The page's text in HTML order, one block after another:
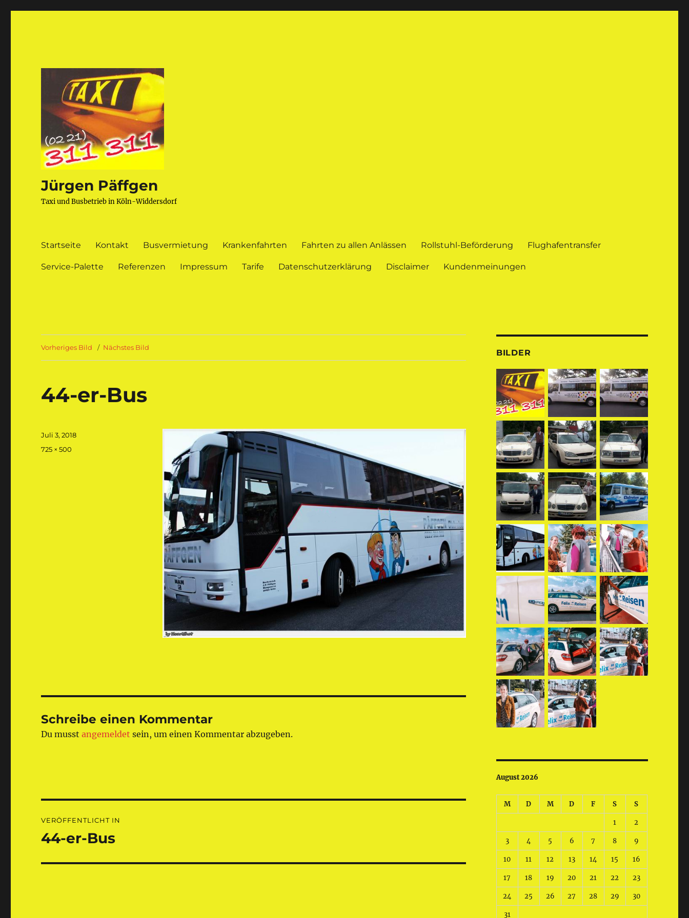
Jürgen Päffgen
Taxi und Busbetrieb in Köln-Widdersdorf
Startseite Kontakt Busvermietung Krankenfahrten Fahrten zu allen Anlässen Rollstuhl-Beförderung Flughafentransfer
Service-Palette Referenzen Impressum Tarife Datenschutzerklärung Disclaimer Kundenmeinungen
Vorheriges Bild Nächstes Bild
44-er-Bus
Veröffentlicht
am
Juli 3, 2018
Originalgröße
725 × 500
Schreibe einen Kommentar
Du musstangemeldet sein, um einen Kommentar abzugeben.
VERÖFFENTLICHT IN
44-er-Bus
BILDER
August 2026
M D M D F S S
1 2
3 4 5 6 7 8 9
10 11 12 13 14 15 16
17 18 19 20 21 22 23
24 25 26 27 28 29 30
31